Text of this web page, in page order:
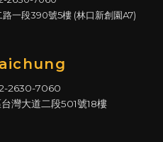
一段390號5樓 (林口新創園A7)
2630-7060
灣大道二段501號18樓